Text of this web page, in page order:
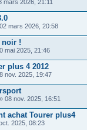
mars 2026, 21:11
mars 2026, 20:58
noir !
mai 2025, 21:46
plus 4 2012
nov. 2025, 19:47
» 08 nov. 2025, 16:51
achat Tourer plus4
2025, 08:23